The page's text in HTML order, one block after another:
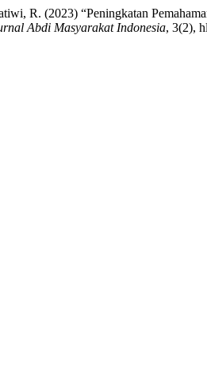
R. (2023) “Peningkatan
Abdi Masyarakat Indonesia, 3(2),